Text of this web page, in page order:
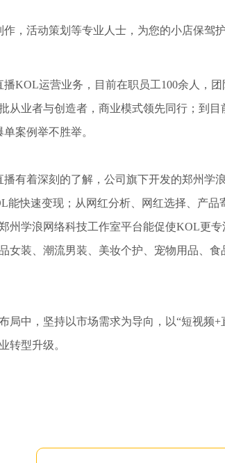
活动策划等专业人士，为您的小店保驾护
运营业务，目前在职员工100余人，团
从业者与创造者，商业模式领先同行；到目
，产品爆单案例举不胜举。
播有着深刻的了解，公司旗下开发的郑州学
快速变现；从网红分析、网红选择、产
州学浪网络科技工作室平台能促使KOL更
女装、潮流男装、美妆个护、宠物用品、
局中，坚持以市场需求为导向，以“短视频
转型升级。